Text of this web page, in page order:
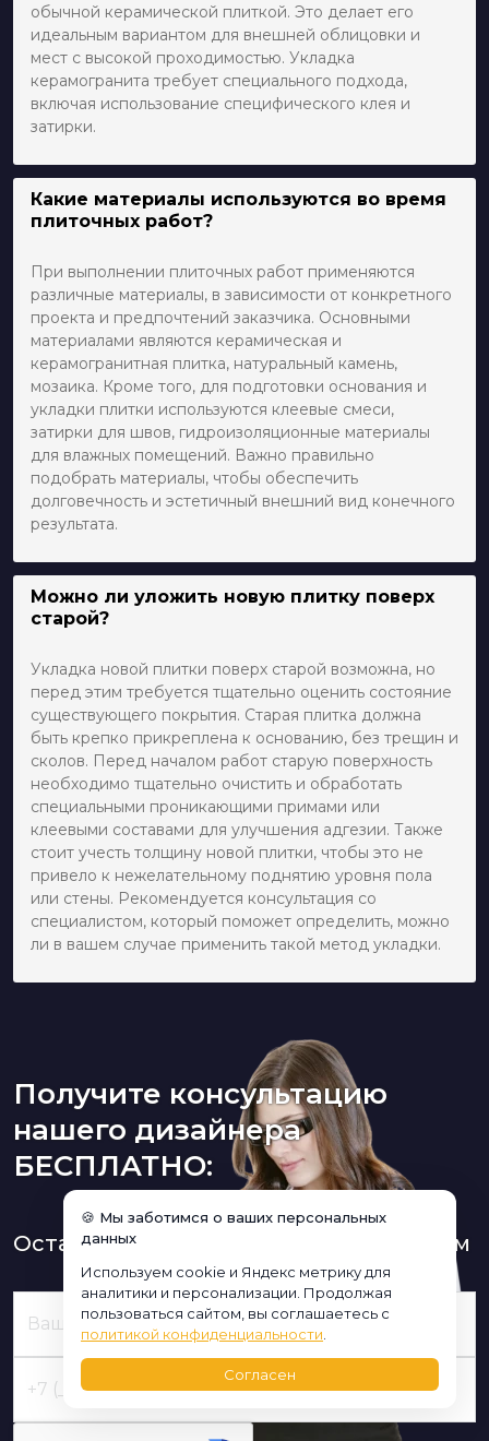
обычной керамической плиткой. Это делает его
идеальным вариантом для внешней облицовки и
мест с высокой проходимостью. Укладка
керамогранита требует специального подхода,
включая использование специфического клея и
затирки.
Какие материалы используются во время
плиточных работ?
При выполнении плиточных работ применяются
различные материалы, в зависимости от конкретного
проекта и предпочтений заказчика. Основными
материалами являются керамическая и
керамогранитная плитка, натуральный камень,
мозаика. Кроме того, для подготовки основания и
укладки плитки используются клеевые смеси,
затирки для швов, гидроизоляционные материалы
для влажных помещений. Важно правильно
подобрать материалы, чтобы обеспечить
долговечность и эстетичный внешний вид конечного
результата.
Можно ли уложить новую плитку поверх
старой?
Укладка новой плитки поверх старой возможна, но
перед этим требуется тщательно оценить состояние
существующего покрытия. Старая плитка должна
быть крепко прикреплена к основанию, без трещин и
сколов. Перед началом работ старую поверхность
необходимо тщательно очистить и обработать
специальными проникающими примами или
клеевыми составами для улучшения адгезии. Также
стоит учесть толщину новой плитки, чтобы это не
привело к нежелательному поднятию уровня пола
или стены. Рекомендуется консультация со
специалистом, который поможет определить, можно
ли в вашем случае применить такой метод укладки.
Получите консультацию
нашего дизайнера
БЕСПЛАТНО:
Оставьте заявку и мы Вам перезвоним
🍪 Мы заботимся о ваших персональных
данных
Используем cookie и Яндекс метрику для
аналитики и персонализации. Продолжая
пользоваться сайтом, вы соглашаетесь с
политикой конфиденциальности
Согласен